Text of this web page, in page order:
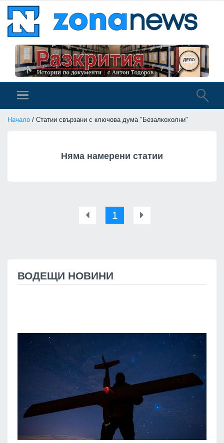
Начало / Статии свързани с ключова дума "Безалкохолни"
Няма намерени статии
1
ВОДЕЩИ НОВИНИ